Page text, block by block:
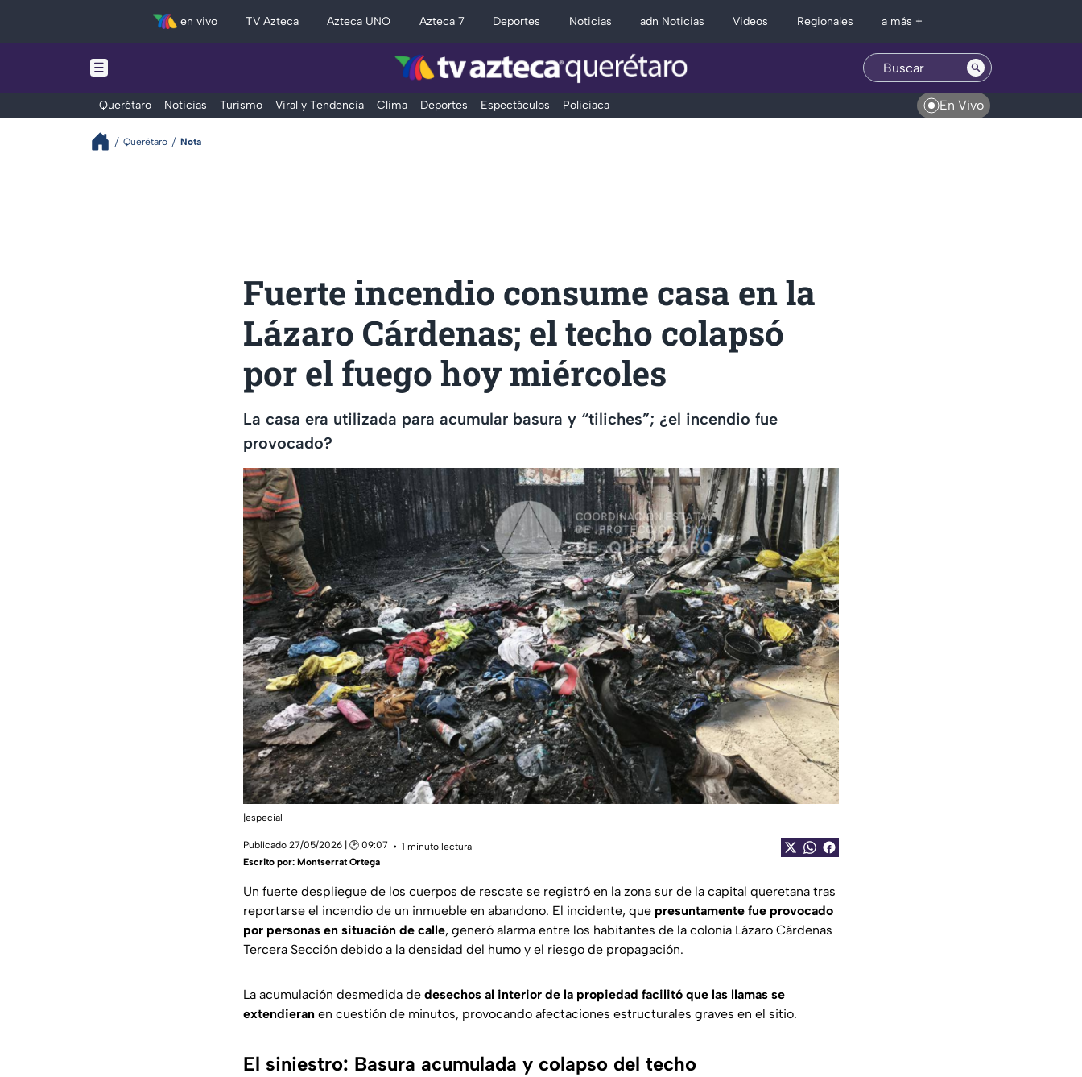
en vivo TV Azteca Azteca UNO Azteca 7 Deportes Noticias adn Noticias Videos Regionales a más +
Querétaro Noticias Turismo Viral y Tendencia Clima Deportes Espectáculos Policiaca En Vivo
Querétaro Nota
Fuerte incendio consume casa en la
Lázaro Cárdenas; el techo colapsó
por el fuego hoy miércoles
La casa era utilizada para acumular basura y “tiliches”; ¿el incendio fue
provocado?
|especial
Publicado 27/05/2026 | 🕑 09:07
1 minuto lectura
Escrito por: Montserrat Ortega
Un fuerte despliegue de los cuerpos de rescate se registró en la zona sur de la capital queretana tras
reportarse el incendio de un inmueble en abandono. El incidente, que presuntamente fue provocado
por personas en situación de calle, generó alarma entre los habitantes de la colonia Lázaro Cárdenas
Tercera Sección debido a la densidad del humo y el riesgo de propagación.
La acumulación desmedida de desechos al interior de la propiedad facilitó que las llamas se
extendieran en cuestión de minutos, provocando afectaciones estructurales graves en el sitio.
El siniestro: Basura acumulada y colapso del techo